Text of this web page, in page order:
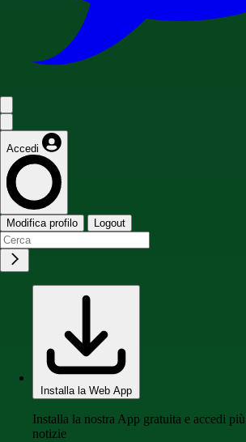
Accedi
Modifica profilo Logout
Installa la Web App
Installa la nostra App gratuita e accedi
notizie